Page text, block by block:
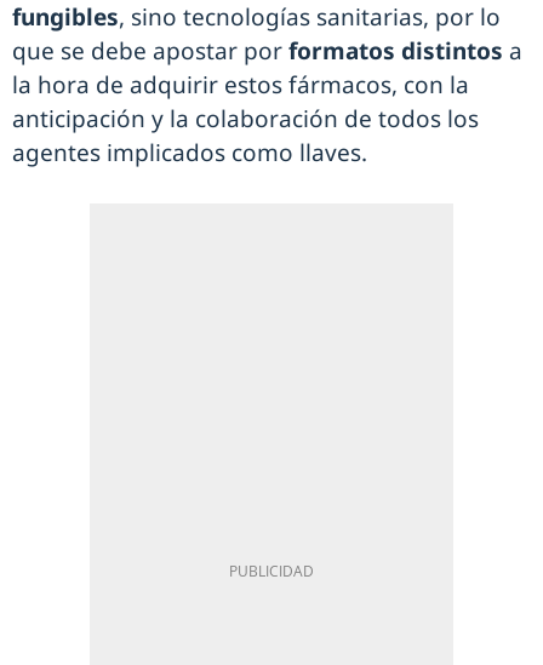
fungibles, sino tecnologías sanitarias, por lo
que se debe apostar porformatos distintos a
la hora de adquirir estos fármacos, con la
anticipación y la colaboración de todos los
agentes implicados como llaves.